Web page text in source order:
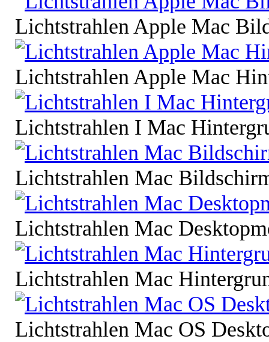
Lichtstrahlen Apple Mac
Lichtstrahlen Apple Mac
Lichtstrahlen I Mac
Lichtstrahlen Mac
Lichtstrahlen Mac
Lichtstrahlen Mac
Lichtstrahlen Mac OS